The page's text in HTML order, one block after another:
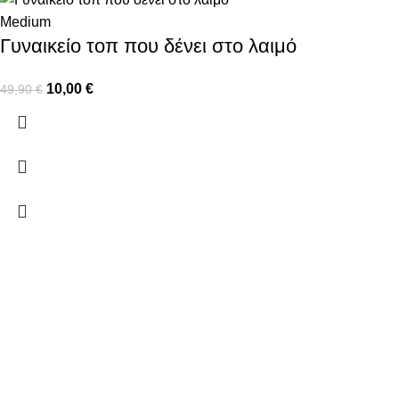
Medium
Γυναικείο τοπ που δένει στο λαιμό
49,90€ 10,00 €